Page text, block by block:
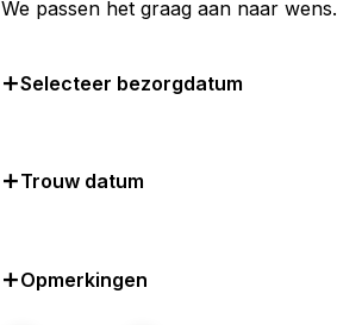
We passen het graag aan naar wens.
Selecteer bezorgdatum
Trouw datum
Opmerkingen